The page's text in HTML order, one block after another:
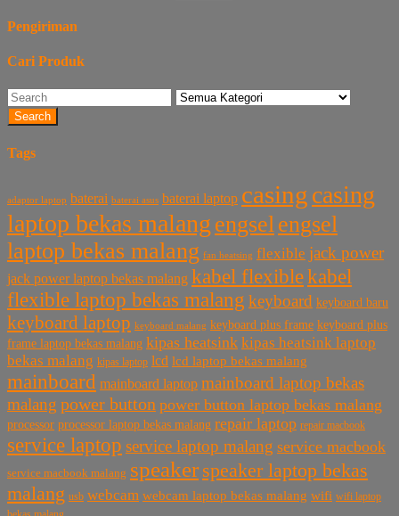
Pengiriman
Cari Produk
Search
Tags
adaptor laptop baterai baterai asus baterai laptop casing casing
laptop bekas malang engselengsel
laptop bekas malang fan heatsing flexible jack power
jack power laptop bekas malang kabel flexiblekabel
flexible laptop bekas malang keyboard keyboard baru
keyboard laptop keyboard malang keyboard plus frame keyboard plus
frame laptop bekas malang kipas heatsink kipas heatsink laptop
bekas malang kipas laptop lcd lcd laptop bekas malang
mainboard mainboard laptop mainboard laptop bekas
malang power button power button laptop bekas malang
processor processor laptop bekas malang repair laptop repair macbook
service laptop service laptop malang service macbook
service macbook malang speaker speaker laptop bekas
malang usb webcam webcam laptop bekas malang wifi wifi laptop